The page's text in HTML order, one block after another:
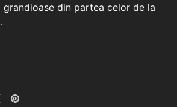
grandioase din partea celor de la